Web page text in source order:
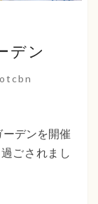
デン
デンを開催
ごされまし